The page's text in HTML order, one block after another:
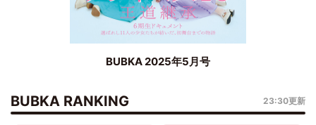
BUBKA 2025年5月号
BUBKA RANKING 23:30更新